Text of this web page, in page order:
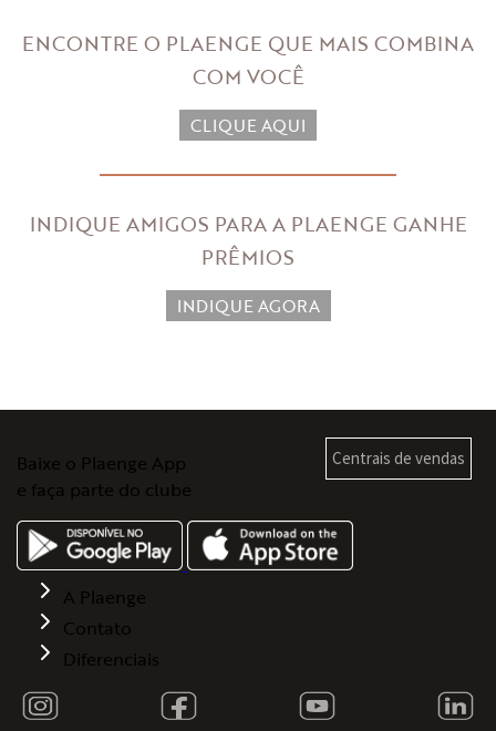
ENCONTRE O PLAENGE QUE MAIS COMBINA
COM VOCÊ
CLIQUE AQUI
INDIQUE AMIGOS PARA A PLAENGE GANHE
PRÊMIOS
INDIQUE AGORA
Baixe o Plaenge App
e faça parte do clube
A Plaenge
Contato
Diferenciais
Centrais de vendas